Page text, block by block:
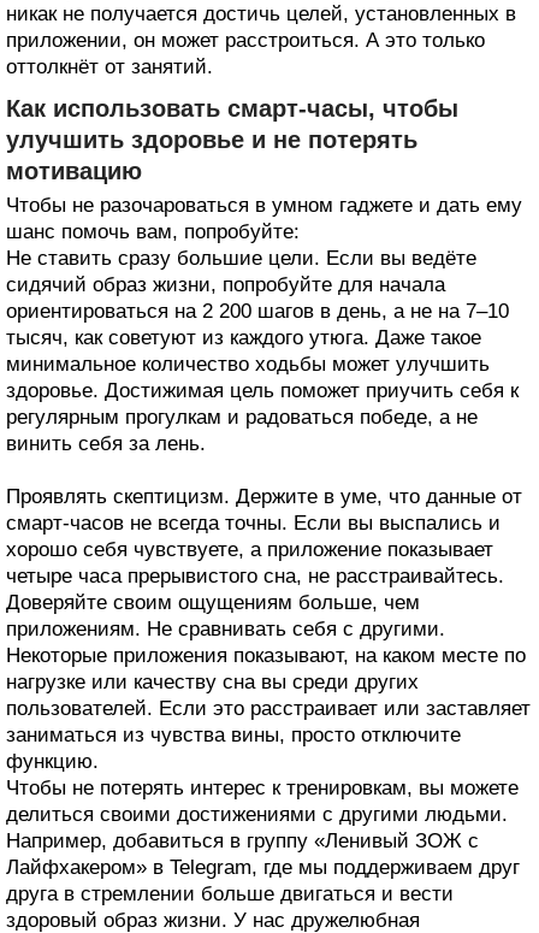
никак не получается достичь целей, установленных в
приложении, он может расстроиться. А это только
оттолкнёт от занятий.
Как использовать смарт-часы, чтобы
улучшить здоровье и не потерять
мотивацию
Чтобы не разочароваться в умном гаджете и дать ему
шанс помочь вам, попробуйте:
Не ставить сразу большие цели. Если вы ведёте
сидячий образ жизни, попробуйте для начала
ориентироваться на 2 200 шагов в день, а не на 7–10
тысяч, как советуют из каждого утюга. Даже такое
минимальное количество ходьбы может улучшить
здоровье. Достижимая цель поможет приучить себя к
регулярным прогулкам и радоваться победе, а не
винить себя за лень.
Проявлять скептицизм. Держите в уме, что данные от
смарт-часов не всегда точны. Если вы выспались и
хорошо себя чувствуете, а приложение показывает
четыре часа прерывистого сна, не расстраивайтесь.
Доверяйте своим ощущениям больше, чем
приложениям. Не сравнивать себя с другими.
Некоторые приложения показывают, на каком месте по
нагрузке или качеству сна вы среди других
пользователей. Если это расстраивает или заставляет
заниматься из чувства вины, просто отключите
функцию.
Чтобы не потерять интерес к тренировкам, вы можете
делиться своими достижениями с другими людьми.
Например, добавиться в группу «Ленивый ЗОЖ с
Лайфхакером» в Telegram, где мы поддерживаем друг
друга в стремлении больше двигаться и вести
здоровый образ жизни. У нас дружелюбная